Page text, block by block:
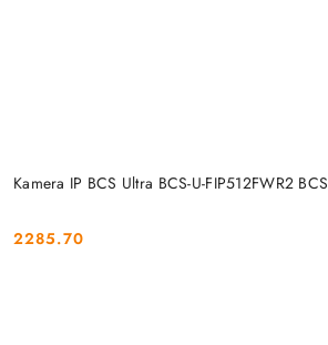
Kamera IP BCS Ultra BCS-U-FIP512FWR2 BCS
Cena:
2285.70